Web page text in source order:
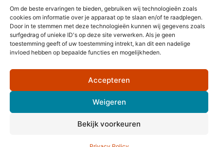
Om de beste ervaringen te bieden, gebruiken wij technologieën zoals
cookies om informatie over je apparaat op te slaan en/of te raadplegen.
Door in te stemmen met deze technologieën kunnen wij gegevens zoals
surfgedrag of unieke ID's op deze site verwerken. Als je geen
toestemming geeft of uw toestemming intrekt, kan dit een nadelige
invloed hebben op bepaalde functies en mogelijkheden.
Accepteren
Weigeren
Bekijk voorkeuren